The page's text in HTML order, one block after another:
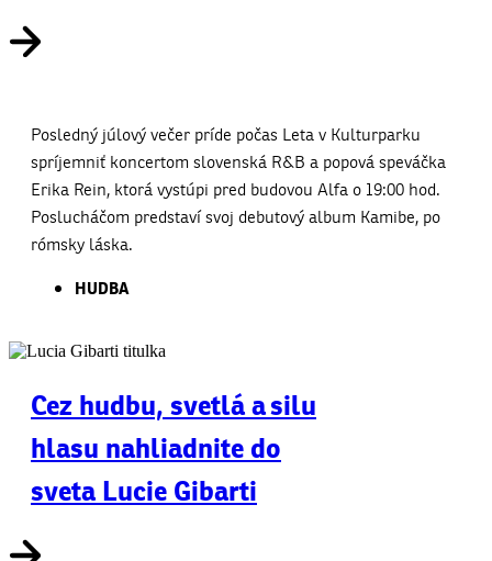
Posledný júlový večer príde počas Leta v Kulturparku
spríjemniť koncertom slovenská R&B a popová speváčka
Erika Rein, ktorá vystúpi pred budovou Alfa o 19:00 hod.
Poslucháčom predstaví svoj debutový album Kamibe, po
rómsky láska.
HUDBA
Cez hudbu, svetlá a silu
hlasu nahliadnite do
sveta Lucie Gibarti